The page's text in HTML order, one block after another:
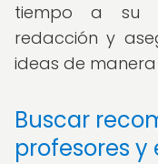
tiempo a su
redacción y
ideas de
Buscar
profesores